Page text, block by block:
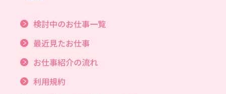
検討中のお仕事一覧
最近見たお仕事
お仕事紹介の流れ
利用規約